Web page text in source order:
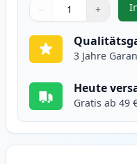
Verwenden Sie die
− +
1
3 Jahre
Heute
Gratis ab 49